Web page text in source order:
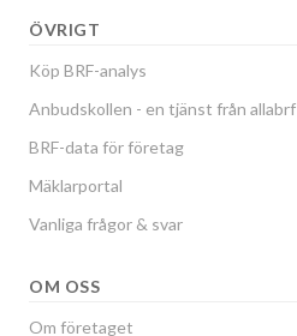
ÖVRIGT
Köp BRF-analys
Anbudskollen - en tjänst från allabrf
BRF-data för företag
Mäklarportal
Vanliga frågor & svar
OM OSS
Om företaget